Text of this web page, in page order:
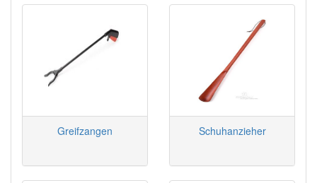
Greifzangen Schuhanzieher